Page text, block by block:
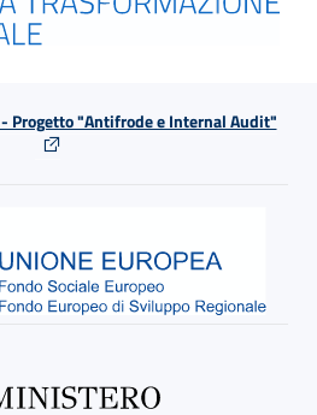
Progetto "Antifrode e Internal Audit"